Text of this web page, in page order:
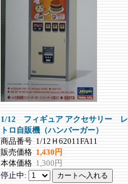
1/12 フィギュア アクセサリー レ
トロ自販機（ハンバーガー）
商品番号 1/12Ｈ62011FA11
販売価格 1,430円
本体価格 1,300円
停止中: